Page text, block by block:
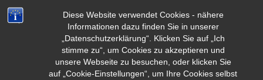
Diese Website verwendet Cookies - nähere
Informationen dazu finden Sie in unserer
„Datenschutzerklärung“. Klicken Sie auf „Ich
stimme zu“, um Cookies zu akzeptieren und
unsere Webseite zu besuchen, oder klicken Sie
auf „Cookie-Einstellungen“, um Ihre Cookies selbst